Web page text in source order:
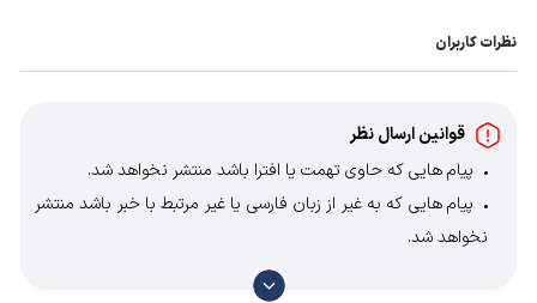
نظرات کاربران
قوانین ارسال نظر
پیام هایی که حاوی تهمت یا افترا باشد منتشر نخواهد شد.
پیام هایی که به غیر از زبان فارسی یا غیر مرتبط با خبر باشد منتشر
نخواهد شد.
با توجه به آن که امکان موافقت یا مخالفت با محتوای نظرات